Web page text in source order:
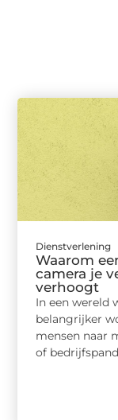
Dienstverlening
Waarom
camera je
verhoogt
In een wereld
belangrijker
mensen naar
of